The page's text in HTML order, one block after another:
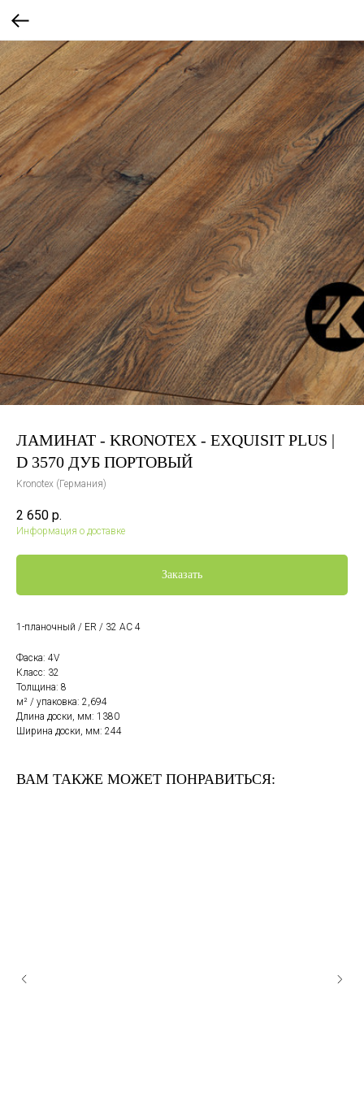
ЛАМИНАТ - KRONOTEX - EXQUISIT PLUS |
D 3570 ДУБ ПОРТОВЫЙ
Kronotex (Германия)
2 650 р.
Информация о доставке
Заказать
1-планочный / ER / 32 AC 4
Фаска: 4V
Класс: 32
Толщина: 8
м² / упаковка: 2,694
Длина доски, мм: 1380
Ширина доски, мм: 244
ВАМ ТАКЖЕ МОЖЕТ ПОНРАВИТЬСЯ: